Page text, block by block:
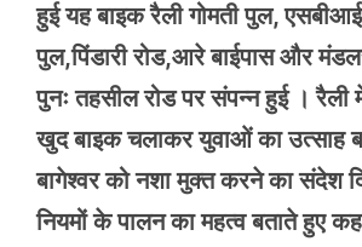
हुई यह बाइक रैली गोमती पुल, एसबीआई
पुल,पिंडारी रोड,आरे बाईपास और
पुनः तहसील रोड पर संपन्न हुई । रैली
खुद बाइक चलाकर युवाओं का उत्साह
बागेश्वर को नशा मुक्त करने का संदेश
नियमों के पालन का महत्व बताते हुए